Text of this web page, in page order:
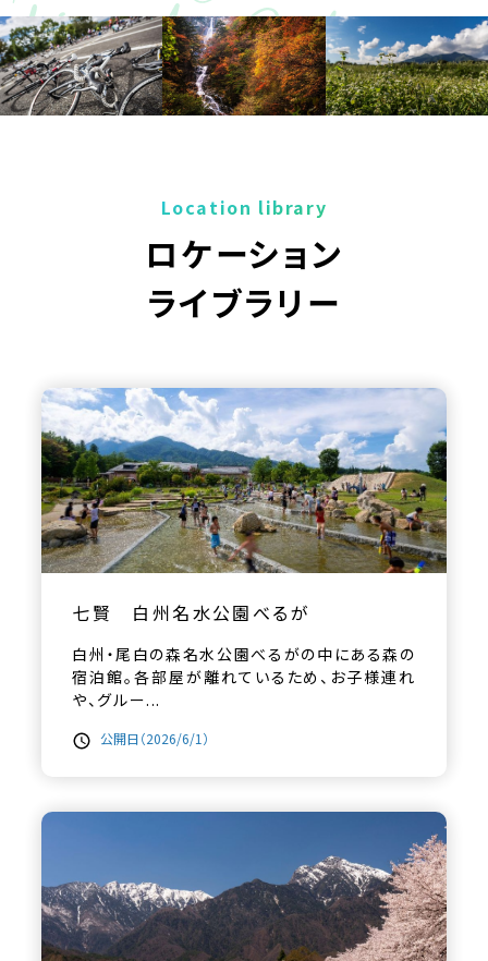
Location library
ロケーション
ライブラリー
七賢 白州名水公園べるが
白州・尾白の森名水公園べるがの中にある森の
宿泊館。各部屋が離れているため、お子様連れ
や、グルー...
公開日（2026/6/1）